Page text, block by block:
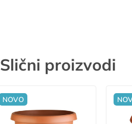
Slični proizvodi
NOVO